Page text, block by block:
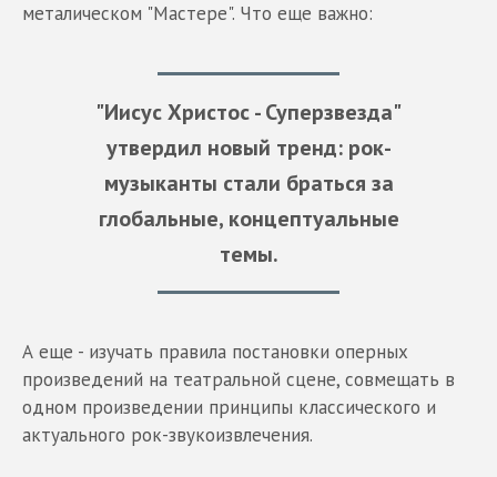
металическом "Мастере". Что еще важно:
"Иисус Христос - Суперзвезда"
утвердил новый тренд: рок-
музыканты стали браться за
глобальные, концептуальные
темы.
А еще - изучать правила постановки оперных
произведений на театральной сцене, совмещать в
одном произведении принципы классического и
актуального рок-звукоизвлечения.